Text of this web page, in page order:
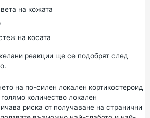
на кожата
на косата
реакции ще се подобрят след
на по-силен локален кортикостероид
количество локален
риска от получаване на странични